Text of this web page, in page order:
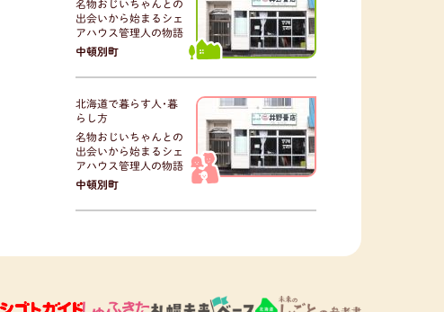
名物おじいちゃんとの
出会いから始まるシェ
アハウス管理人の物語
中頓別町
北海道で暮らす人･暮
らし方
名物おじいちゃんとの
出会いから始まるシェ
アハウス管理人の物語
中頓別町